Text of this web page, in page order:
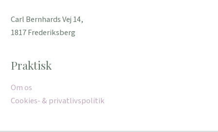
Carl Bernhards Vej 14,
1817 Frederiksberg
Praktisk
Om os
Cookies- & privatlivspolitik